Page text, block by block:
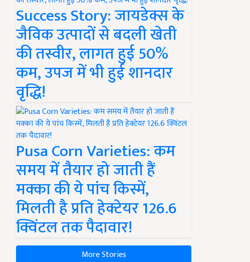
Success Story: जायडेक्स के
जैविक उत्पादों से बदली खेती
की तस्वीर, लागत हुई 50%
कम, उपज में भी हुई शानदार
वृद्धि!
Pusa Corn Varieties: कम
समय में तैयार हो जाती हैं
मक्का की ये पांच किस्में,
मिलती है प्रति हेक्टेयर 126.6
क्विंटल तक पैदावार!
More Stories